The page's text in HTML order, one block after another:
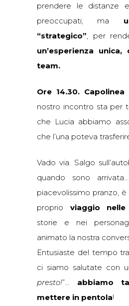
prendere le distanze
preoccupati, ma
“strategico” , per
un’esperienza
team.
Ore 14.30.
nostro incontro sta per
che Lucia abbiamo
che l’una poteva trasferire
Vado via. Salgo
quando sono
piacevolissimo pranzo,
proprio viaggio
storie e nei
animato la nostra
Entusiaste del tempo
ci siamo salutate con
presto!”… abbiamo
mettere in pentola!